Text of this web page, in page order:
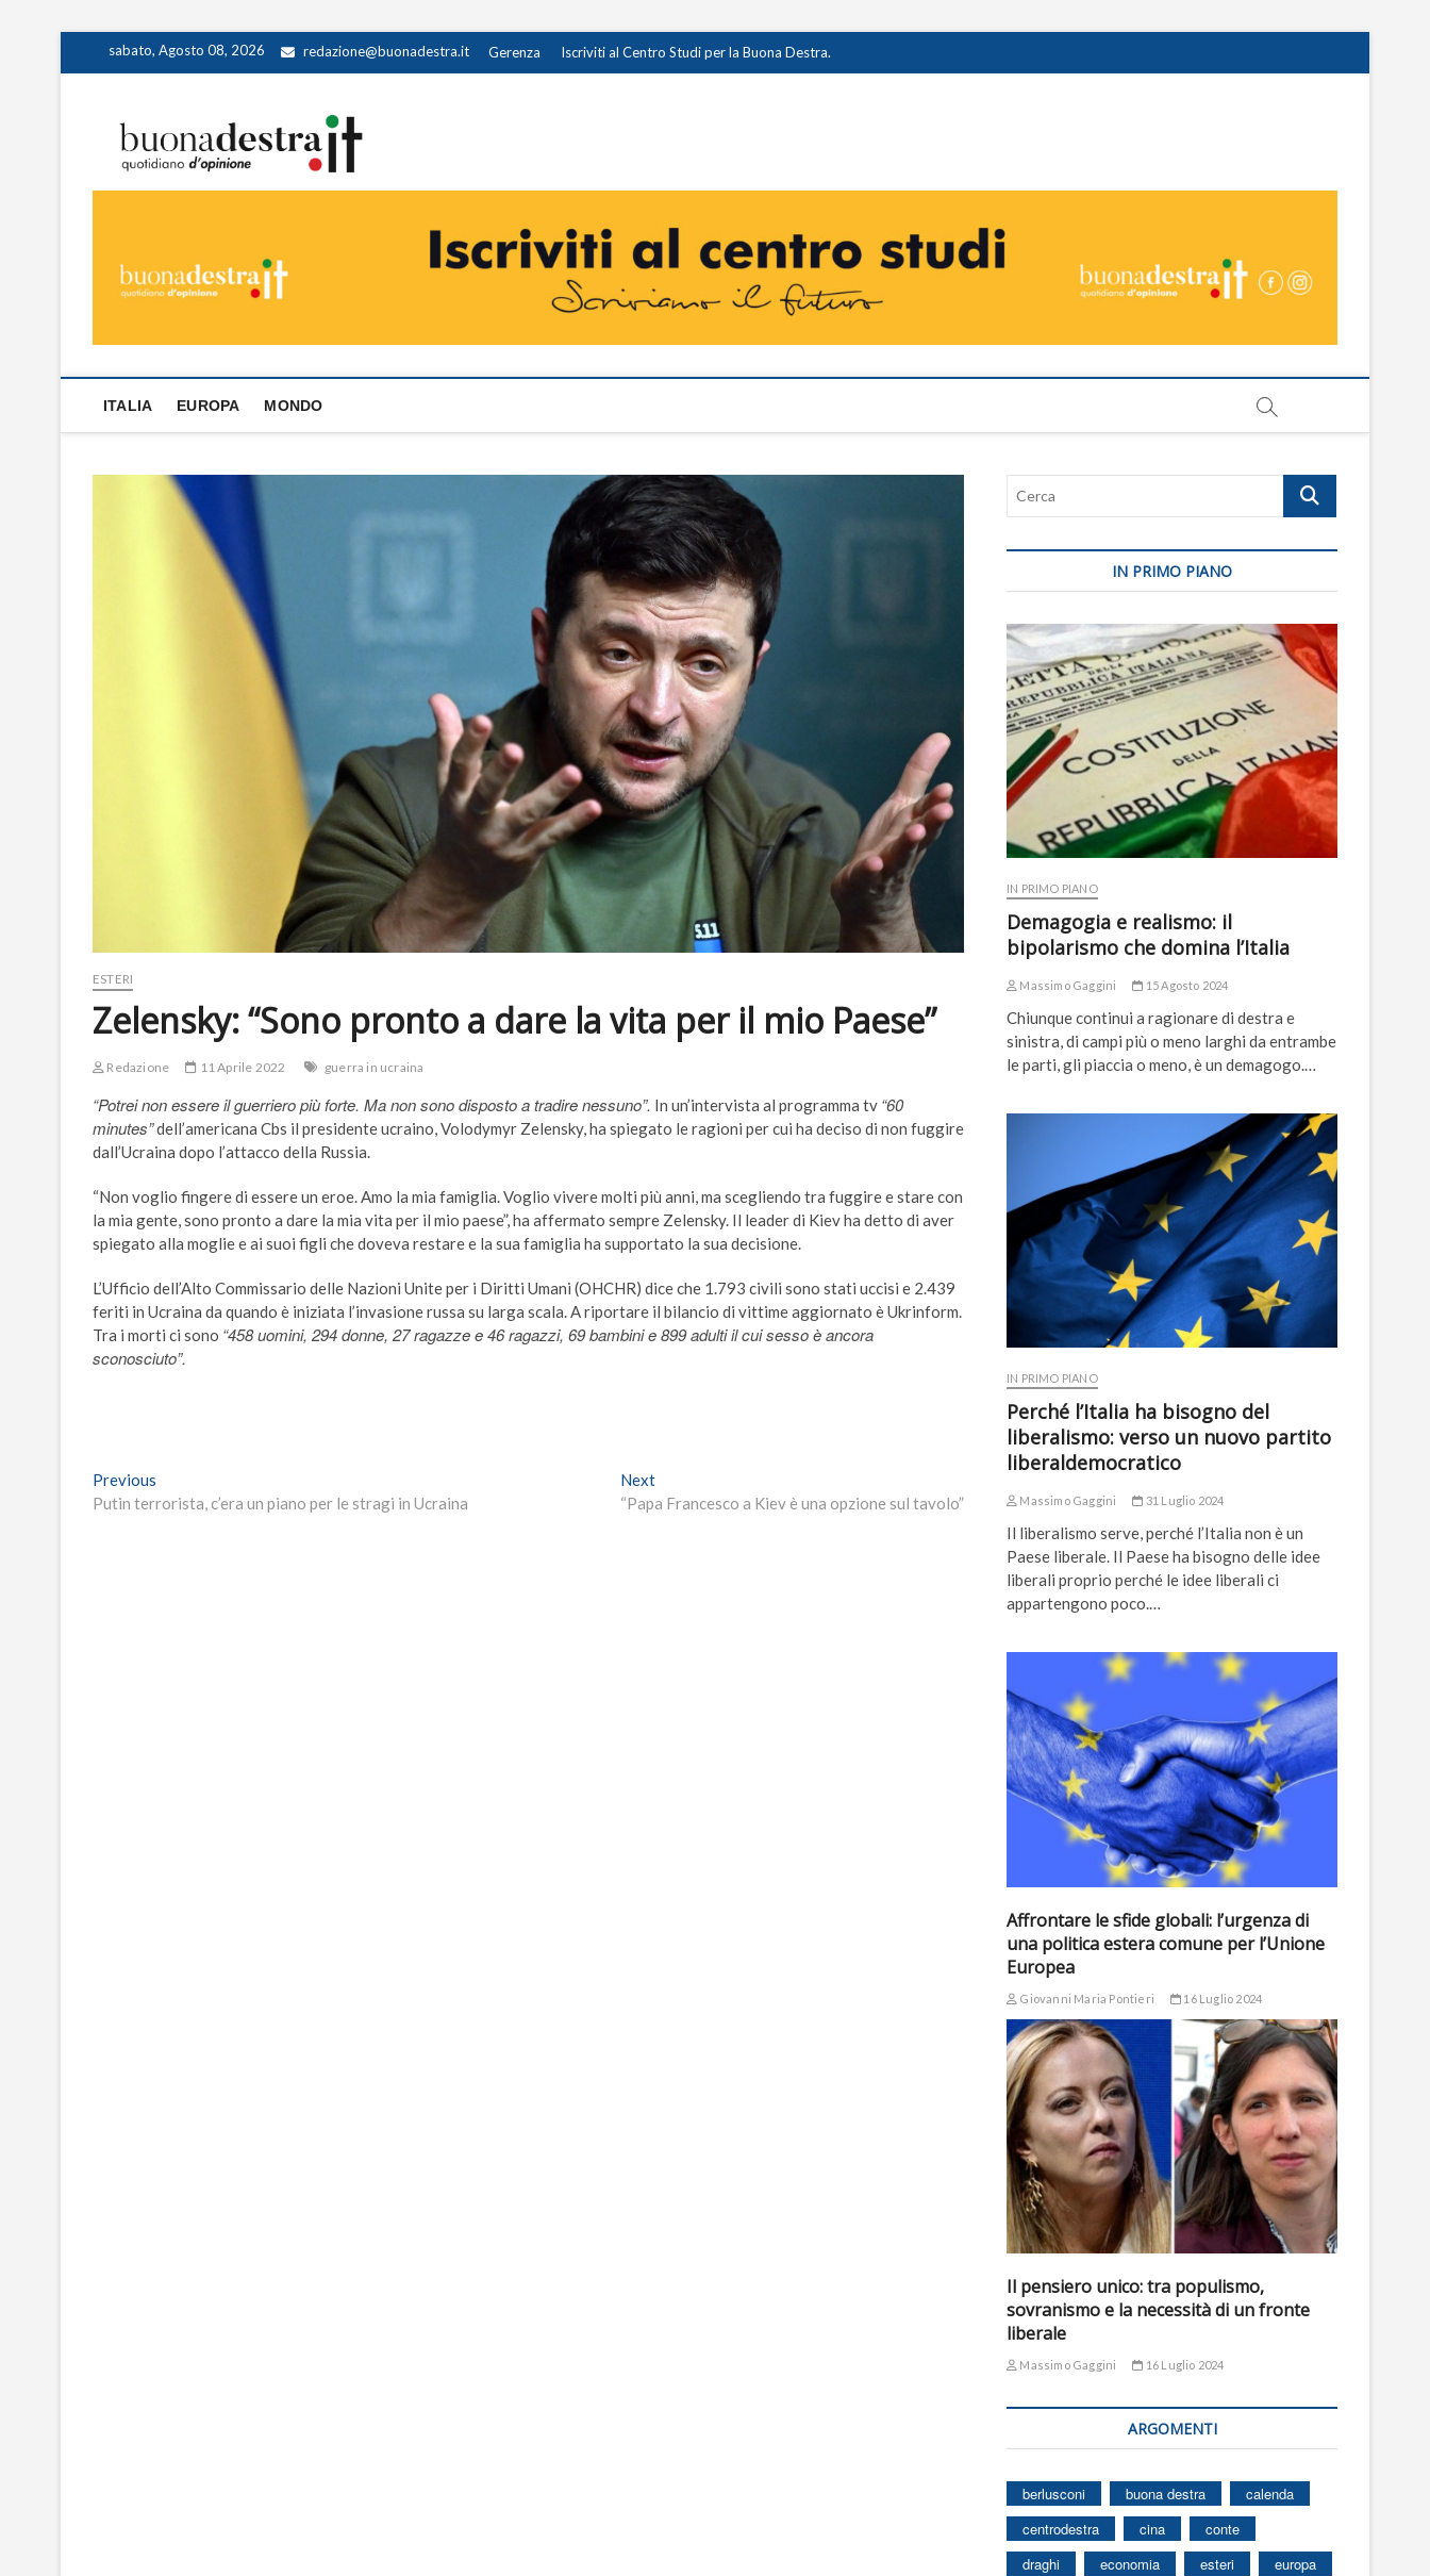
sabato, Agosto 08, 2026 redazione@buonadestra.it Gerenza Iscriviti al Centro Studi per la Buona Destra.
ITALIA EUROPA MONDO
ESTERI
Zelensky: “Sono pronto a dare la vita per il mio Paese”
Redazione 11 Aprile 2022 guerra in ucraina
“Potrei non essere il guerriero più forte. Ma non sono disposto a tradire nessuno”. In un’intervista al programma tv “60
minutes”dell’americana Cbs il presidente ucraino, Volodymyr Zelensky, ha spiegato le ragioni per cui ha deciso di non fuggire
dall’Ucraina dopo l’attacco della Russia.
“Non voglio fingere di essere un eroe. Amo la mia famiglia. Voglio vivere molti più anni, ma scegliendo tra fuggire e stare con
la mia gente, sono pronto a dare la mia vita per il mio paese”, ha affermato sempre Zelensky. Il leader di Kiev ha detto di aver
spiegato alla moglie e ai suoi figli che doveva restare e la sua famiglia ha supportato la sua decisione.
L’Ufficio dell’Alto Commissario delle Nazioni Unite per i Diritti Umani (OHCHR) dice che 1.793 civili sono stati uccisi e 2.439
feriti in Ucraina da quando è iniziata l’invasione russa su larga scala. A riportare il bilancio di vittime aggiornato è Ukrinform.
Tra i morti ci sono “458 uomini, 294 donne, 27 ragazze e 46 ragazzi, 69 bambini e 899 adulti il ​​cui sesso è ancora
sconosciuto”.
Navigazione
articoli
Previous
post:
Putin terrorista, c’era un piano per le stragi in Ucraina
NextNext
post:
“Papa Francesco a Kiev è una opzione sul tavolo”
Cerca
IN PRIMO PIANO
IN PRIMO PIANO
Demagogia e realismo: il
bipolarismo che domina l’Italia
Massimo Gaggini 15 Agosto 2024
Chiunque continui a ragionare di destra e
sinistra, di campi più o meno larghi da entrambe
le parti, gli piaccia o meno, è un demagogo.…
IN PRIMO PIANO
Perché l’Italia ha bisogno del
liberalismo: verso un nuovo partito
liberaldemocratico
Massimo Gaggini 31 Luglio 2024
Il liberalismo serve, perché l’Italia non è un
Paese liberale. Il Paese ha bisogno delle idee
liberali proprio perché le idee liberali ci
appartengono poco.…
Affrontare le sfide globali: l’urgenza di
una politica estera comune per l’Unione
Europea
Giovanni Maria Pontieri 16 Luglio 2024
Il pensiero unico: tra populismo,
sovranismo e la necessità di un fronte
liberale
Massimo Gaggini 16 Luglio 2024
ARGOMENTI
berlusconi buona destra
calenda
centrodestra
cina
conte
draghi
economia esteri
europa